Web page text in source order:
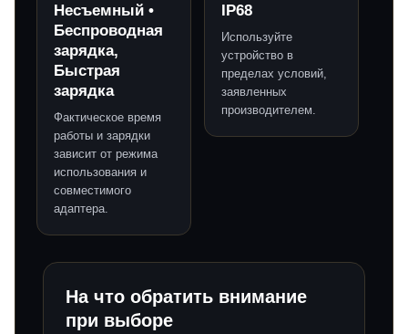
Несъемный •
Беспроводная
зарядка,
Быстрая
зарядка
Фактическое время
работы и зарядки
зависит от режима
использования и
совместимого
адаптера.
IP68
Используйте
устройство в
пределах условий,
заявленных
производителем.
На что обратить внимание
при выборе